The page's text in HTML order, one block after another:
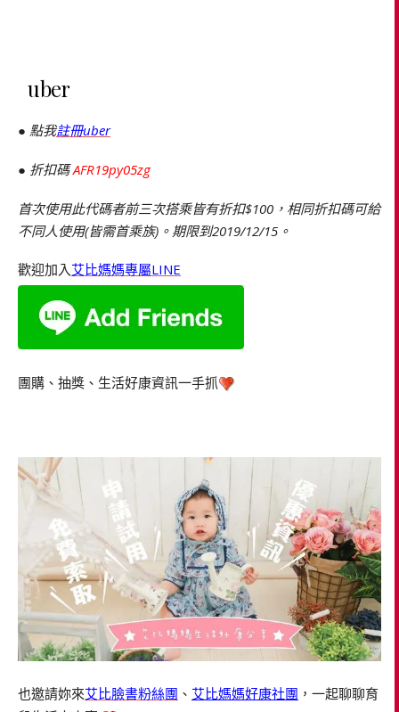
uber
● 點我註冊uber
● 折扣碼AFR19py05zg
首次使用此代碼者前三次搭乘皆有折扣$100，相同折扣碼可給
不同人使用(皆需首乘族)。期限到2019/12/15。
歡迎加入艾比媽媽專屬LINE
團購、抽獎、生活好康資訊一手抓
也邀請妳來艾比臉書粉絲團 、 艾比媽媽好康社團 ，一起聊聊育